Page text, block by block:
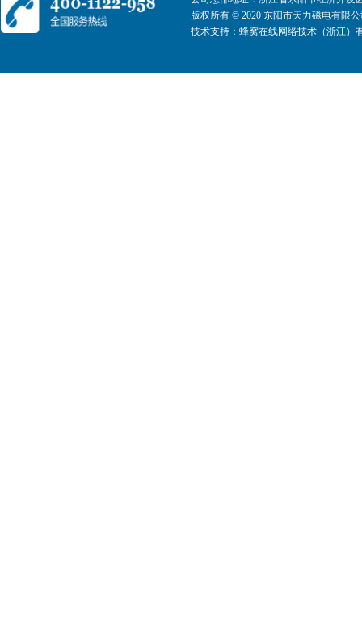
版权所有 © 2020 东阳市天力磁电有限
技术支持： 蜂窝在线网络技术（浙江）